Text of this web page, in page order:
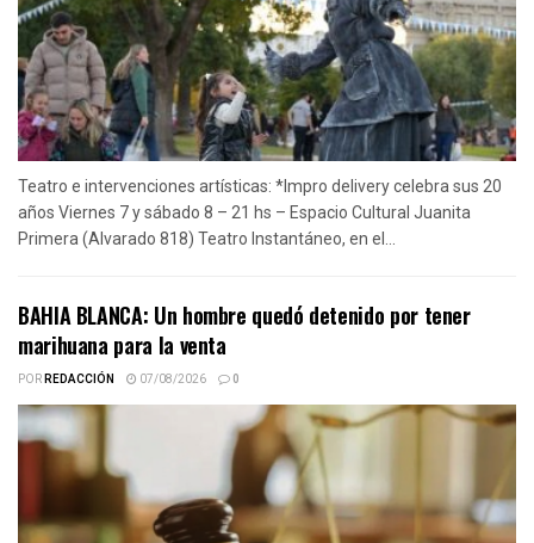
Teatro e intervenciones artísticas: *Impro delivery celebra sus 20
años Viernes 7 y sábado 8 – 21 hs – Espacio Cultural Juanita
Primera (Alvarado 818) Teatro Instantáneo, en el...
BAHIA BLANCA: Un hombre quedó detenido por tener
marihuana para la venta
PORREDACCIÓN 07/08/2026 0